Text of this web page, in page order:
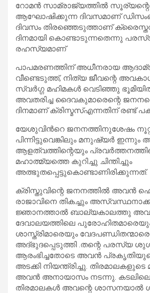
റോമന്‍ സാമ്രാജ്യത്തില്‍ സൂര്യന്റെ
ആഘോഷിക്കുന്ന ദിവസമാണ്
ദിവസം തിരഞ്ഞെടുത്താണ്
ദിനമായി കൊണ്ടാടുന്നതെന്നു
രഹസ്യമാണ്
പാപമരണത്തിന് അധീനരായ
വീണ്ടെടുത്ത്, നിത്യ ജീവന്റെ
സ്വര്‍ഗ്ഗ മഹിമകള്‍ വെടിഞ്ഞു
അവതരിച്ച ദൈവകുമാരെന്റെ
ദിനമാണ് ക്രിസ്മസ്എന്നതിന് രണ്ട്
യേശുവിൻറെ ജനനത്തിനുശേഷം
പിന്നിട്ടുവെങ്കിലും മനുഷ്യർ ഇന്നും
ആളത്വത്തിന്റെയും
മഹാത്മ്യത്തെ കുറിച്ചു ചിന്തിച്ചും
അത്ഭുതപ്പെട്ടുകൊണ്ടാണിരിക്കുന്നത്.
ക്രിസ്തുവിന്റെ ജനനത്തിൽ അവൻ
രാജാവിനെ തികച്ചും
ജ്ഞാനത്താൽ ബാല്യകാലത്തു
ദേവാലയത്തിലെ
ശാസ്ത്രിമാരെയും
അദ്ഭുദപ്പെടുത്തി .തന്റെ പരസ്യ
ആരംഭിച്ചതോടെ അവൻ
അടക്കി നിയന്ത്രിച്ചു.
അവൻ അനായാസം നടന്നു.
തിരമാലകൾ അവന്റെ ശാസനയാൽ